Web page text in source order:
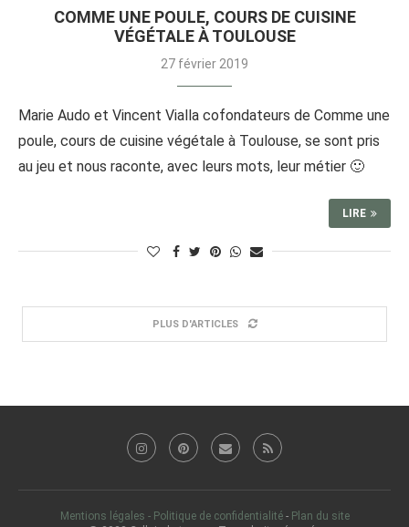
COMME UNE POULE, COURS DE CUISINE
VÉGÉTALE À TOULOUSE
27 février 2019
Marie Audo et Vincent Vialla cofondateurs de Comme une
poule, cours de cuisine végétale à Toulouse, se sont pris
au jeu et nous raconte, avec leurs mots, leur métier 🙂
LIRE
PLUS D'ARTICLES
Mentions légales - Politique de confidentialité- Plan du site